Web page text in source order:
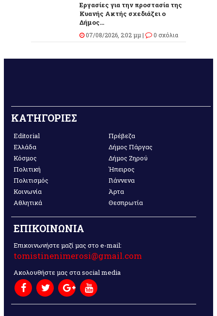
Εργασίες για την προστασία της
Κυανής Ακτής σχεδιάζει ο
Δήμος...
07/08/2026, 2:02 μμ | 0 σχόλια
ΚΑΤΗΓΟΡΙΕΣ
Editorial
Ελλάδα
Κόσμος
Πολιτική
Πολιτισμός
Κοινωνία
Αθλητικά
Πρέβεζα
Δήμος Πάργας
Δήμος Ζηρού
Ήπειρος
Γιάννενα
Άρτα
Θεσπρωτία
ΕΠΙΚΟΙΝΩΝΙΑ
Επικοινωνήστε μαζί μας στο e-mail:
tomistinenimerosi@gmail.com
Ακολουθήστε μας στα social media